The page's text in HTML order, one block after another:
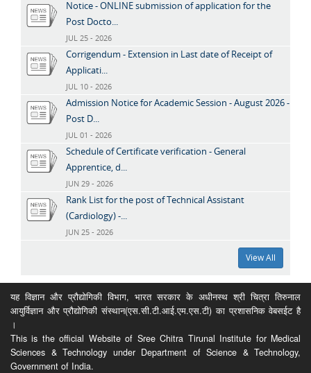
Notice - ONLINE submission of application for the
Post Docto...
JUL 25 - 2026
Corrigendum - Extension in Last date of Receipt of
Applicati...
JUL 10 - 2026
Admission Notice for Academic Session - August 2026 -
Post D...
JUL 01 - 2026
Schedule of Certificate verification - General
Apprentice, d...
JUN 29 - 2026
Rank List for the post of Technical Assistant
(Cardiology) -...
JUN 25 - 2026
View All
यह विज्ञान और प्रौद्योगिकी विभाग, भारत सरकार के अधीनस्थ श्री चित्रा तिरुनाल
आयुर्विज्ञान और प्रौद्योगिकी संस्थान(एस.सी.टी.आई.एम.एस.टी) का प्रशासनिक वेबसईट है
।
This is the official Website of Sree Chitra Tirunal Institute for Medical
Sciences & Technology under Department of Science & Technology,
Government of India.